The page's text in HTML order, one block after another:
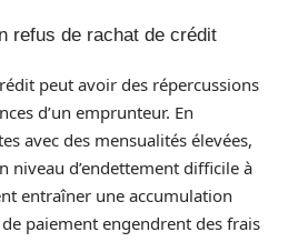
refus de rachat de crédit
peut avoir des répercussions
d’un emprunteur. En
avec des mensualités élevées,
niveau d’endettement difficile à
entraîner une accumulation
paiement engendrent des frais